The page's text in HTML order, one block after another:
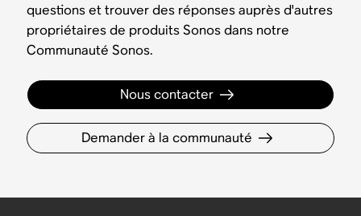
questions et trouver des réponses auprès d'autres
propriétaires de produits Sonos dans notre
Communauté Sonos.
Nous contacter
Demander à la communauté